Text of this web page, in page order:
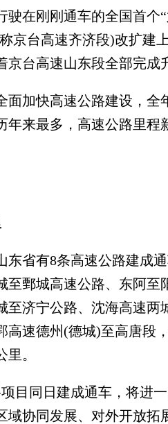
在刚刚通车的全国首个
京台高速齐济段)改扩建
台高速山东段全部完成
加快高速公路建设，全
年来最多，高速公路里程
省有8条高速公路建成通
至鄄城高速公路、东阿至
至济宁公路、沈海高速两
高速德州(德城)至高唐段
。
同日建成通车，将进一
域协同发展、对外开放